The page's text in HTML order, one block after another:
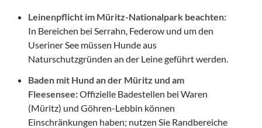
Leinenpflicht im Müritz-Nationalpark beachten:
In Bereichen bei Serrahn, Federow und um den
Useriner See müssen Hunde aus
Naturschutzgründen an der Leine geführt werden.
Baden mit Hund an der Müritz und am
Fleesensee:Offizielle Badestellen bei Waren
(Müritz) und Göhren-Lebbin können
Einschränkungen haben; nutzen Sie Randbereiche